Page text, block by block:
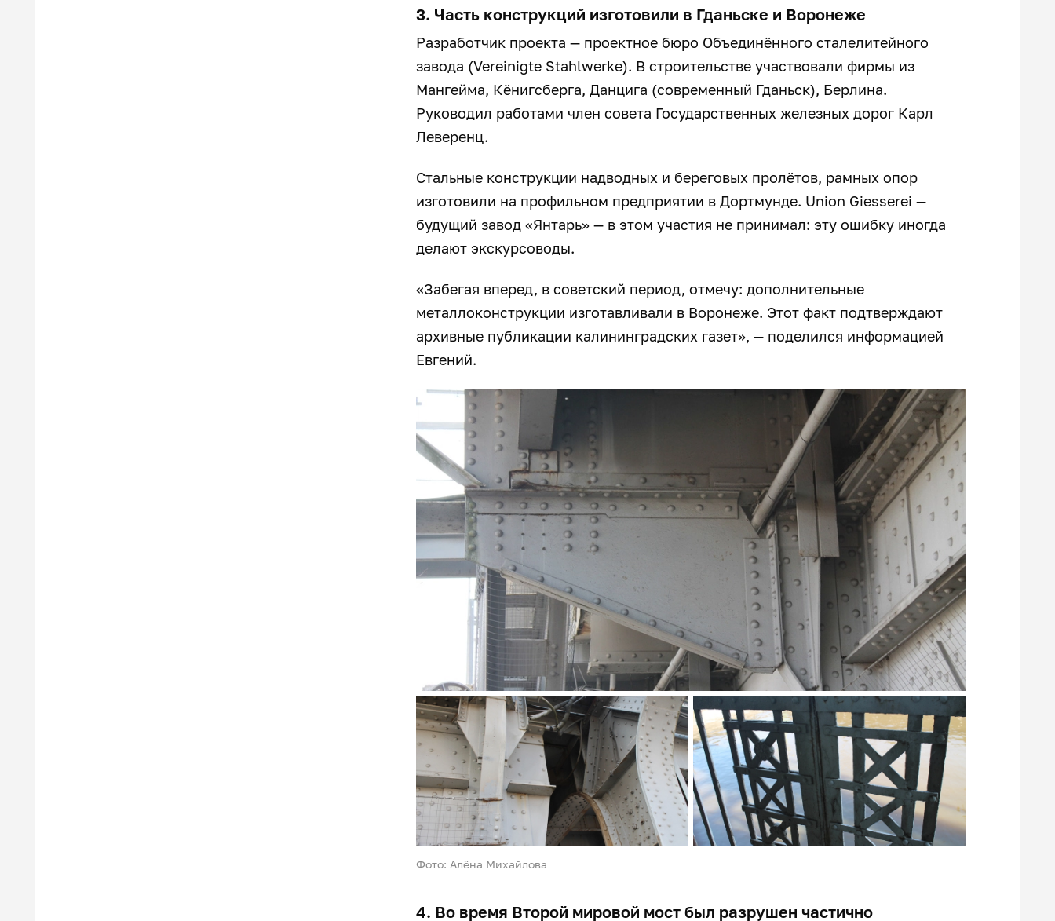
3. Часть конструкций изготовили в Гданьске и Воронеже
Разработчик проекта — проектное бюро Объединённого сталелитейного
завода (Vereinigte Stahlwerke). В строительстве участвовали фирмы из
Мангейма, Кёнигсберга, Данцига (современный Гданьск), Берлина.
Руководил работами член совета Государственных железных дорог Карл
Леверенц.
Стальные конструкции надводных и береговых пролётов, рамных опор
изготовили на профильном предприятии в Дортмунде. Union Giesserei —
будущий завод «Янтарь» — в этом участия не принимал: эту ошибку иногда
делают экскурсоводы.
«Забегая вперед, в советский период, отмечу: дополнительные
металлоконструкции изготавливали в Воронеже. Этот факт подтверждают
архивные публикации калининградских газет», — поделился информацией
Евгений.
Фото: Алёна Михайлова
4. Во время Второй мировой мост был разрушен частично